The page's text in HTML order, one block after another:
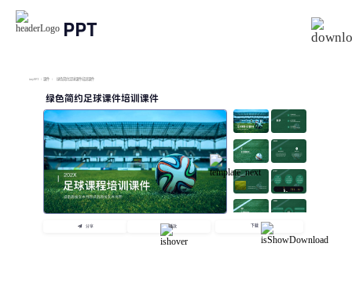
PPT
imyPPT / 课件 / 绿色简约足球课件培训课件
绿色简约足球课件培训课件
分享 播放 下载